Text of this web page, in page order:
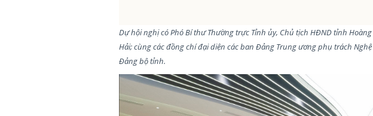
Dự hội nghị có Phó Bí thư Thường trực Tỉnh ủy, Chủ tịch HĐND tỉnh
Hải; cùng các đồng chí đại diện các ban Đảng Trung ương phụ trách
Đảng bộ tỉnh.